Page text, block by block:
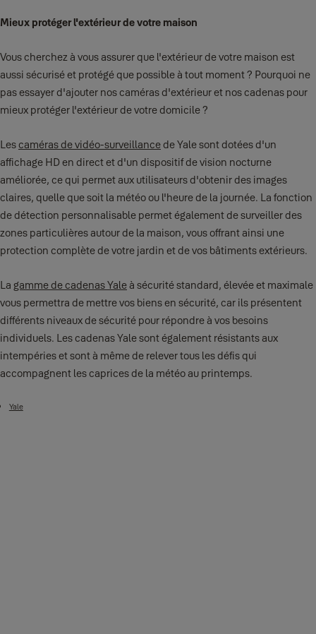
Mieux protéger l'extérieur de votre maison
Vous cherchez à vous assurer que l'extérieur de votre maison est
aussi sécurisé et protégé que possible à tout moment ? Pourquoi ne
pas essayer d'ajouter nos caméras d'extérieur et nos cadenas pour
mieux protéger l'extérieur de votre domicile ?
Lescaméras de vidéo-surveillancede Yale sont dotées d'un
affichage HD en direct et d'un dispositif de vision nocturne
améliorée, ce qui permet aux utilisateurs d'obtenir des images
claires, quelle que soit la météo ou l'heure de la journée. La fonction
de détection personnalisable permet également de surveiller des
zones particulières autour de la maison, vous offrant ainsi une
protection complète de votre jardin et de vos bâtiments extérieurs.
La gamme de cadenas Yaleà sécurité standard, élevée et maximale
vous permettra de mettre vos biens en sécurité, car ils présentent
différents niveaux de sécurité pour répondre à vos besoins
individuels. Les cadenas Yale sont également résistants aux
intempéries et sont à même de relever tous les défis qui
accompagnent les caprices de la météo au printemps.
Yale